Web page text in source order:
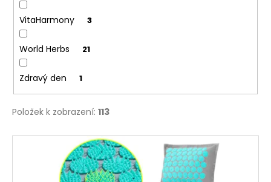
VitaHarmony 3
World Herbs 21
Zdravý den 1
Položek k zobrazení: 113
V